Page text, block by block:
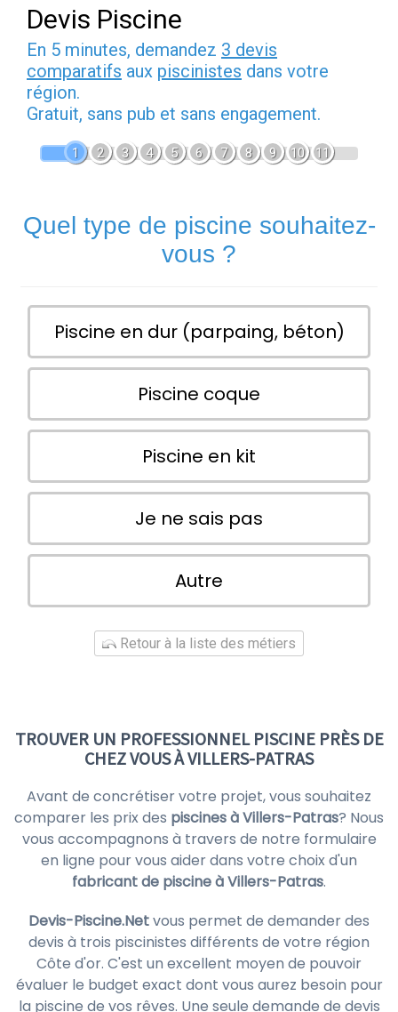
Devis Piscine
En 5 minutes, demandez 3 devis
comparatifs aux piscinistes dans votre
région.
Gratuit, sans pub et sans engagement.
1 2 3 4 5 6 7 8 9 10 11
Quel type de piscine souhaitez-
vous ?
Piscine en dur (parpaing, béton)
Piscine coque
Piscine en kit
Je ne sais pas
Autre
Retour à la liste des métiers
TROUVER UN PROFESSIONNEL PISCINE PRÈS DE
CHEZ VOUS À VILLERS-PATRAS
Avant de concrétiser votre projet, vous souhaitez
comparer les prix des piscines à Villers-Patras? Nous
vous accompagnons à travers de notre formulaire
en ligne pour vous aider dans votre choix d'un
fabricant de piscine à Villers-Patras.
Devis-Piscine.Netvous permet de demander des
devis à trois piscinistes différents de votre région
Côte d'or. C'est un excellent moyen de pouvoir
évaluer le budget exact dont vous aurez besoin pour
la piscine de vos rêves. Une seule demande de devis